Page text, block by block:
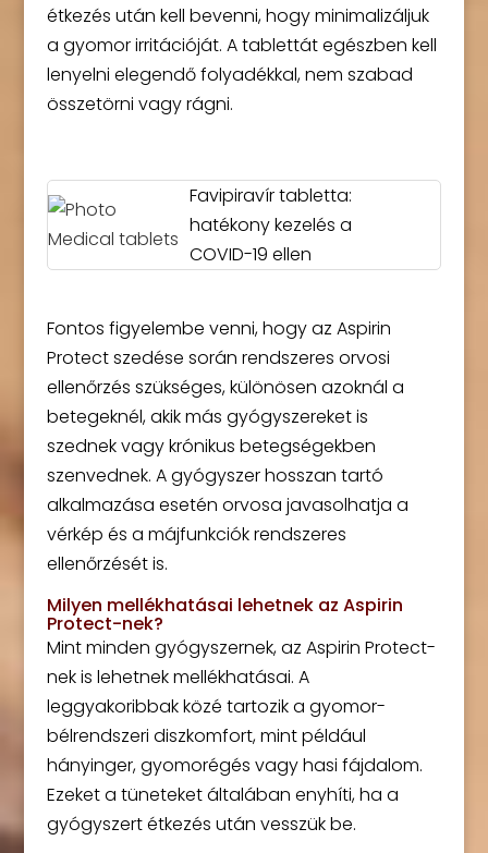
étkezés után kell bevenni, hogy minimalizáljuk
a gyomor irritációját. A tablettát egészben kell
lenyelni elegendő folyadékkal, nem szabad
összetörni vagy rágni.
Favipiravír tabletta:
hatékony kezelés a
COVID-19 ellen
Fontos figyelembe venni, hogy az Aspirin
Protect szedése során rendszeres orvosi
ellenőrzés szükséges, különösen azoknál a
betegeknél, akik más gyógyszereket is
szednek vagy krónikus betegségekben
szenvednek. A gyógyszer hosszan tartó
alkalmazása esetén orvosa javasolhatja a
vérkép és a májfunkciók rendszeres
ellenőrzését is.
Milyen mellékhatásai lehetnek az Aspirin
Protect-nek?
Mint minden gyógyszernek, az Aspirin Protect-
nek is lehetnek mellékhatásai. A
leggyakoribbak közé tartozik a gyomor-
bélrendszeri diszkomfort, mint például
hányinger, gyomorégés vagy hasi fájdalom.
Ezeket a tüneteket általában enyhíti, ha a
gyógyszert étkezés után vesszük be.